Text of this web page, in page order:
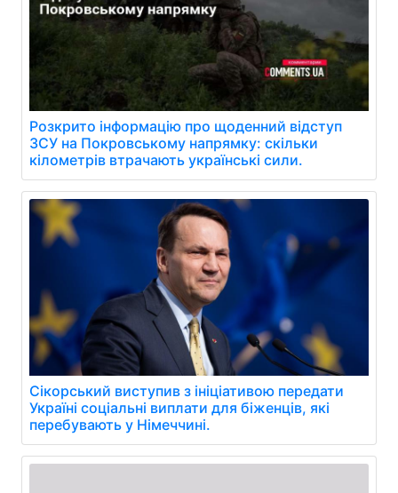
Розкрито інформацію про щоденний відступ
ЗСУ на Покровському напрямку: скільки
кілометрів втрачають українські сили.
Сікорський виступив з ініціативою передати
Україні соціальні виплати для біженців, які
перебувають у Німеччині.